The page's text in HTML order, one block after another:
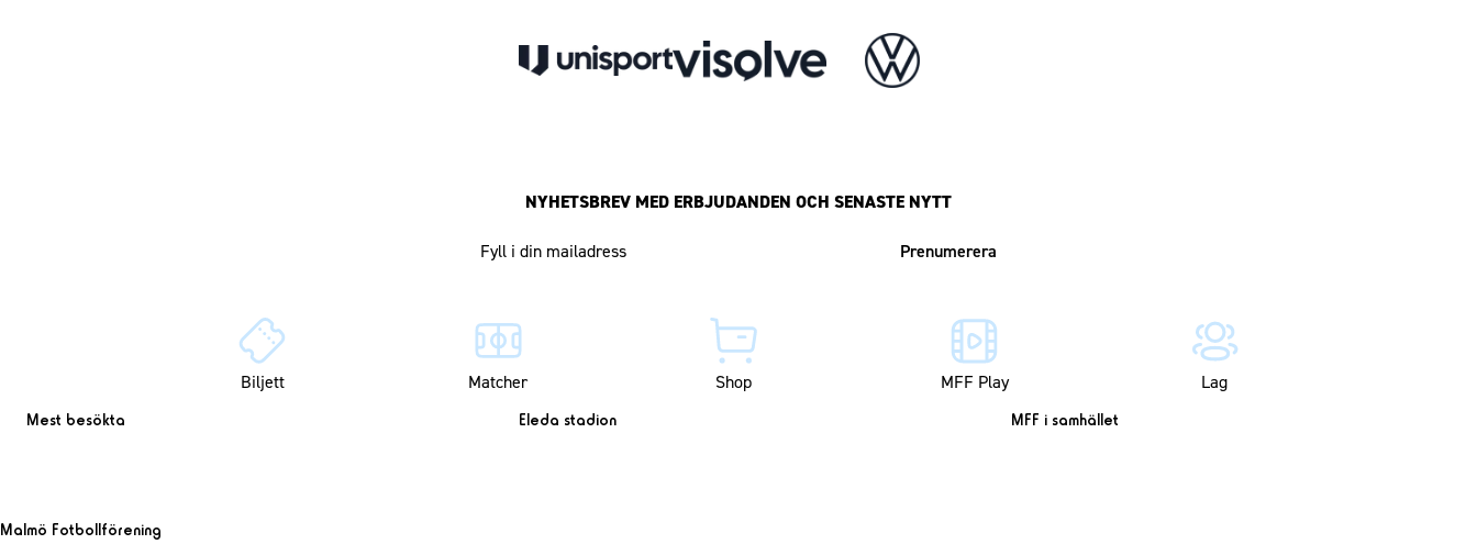
NYHETSBREV MED ERBJUDANDEN OCH SENASTE NYTT
Biljett Matcher Shop MFF Play Lag
Mest besökta Eleda stadion MFF i samhället
Malmö Fotbollförening